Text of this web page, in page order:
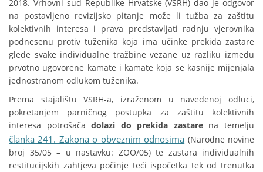
2018. Vrhovni sud Republike Hrvatske (VSRH) dao je odgovor
na postavljeno revizijsko pitanje može li tužba za zaštitu
kolektivnih interesa i prava predstavljati radnju vjerovnika
podnesenu protiv tuženika koja ima učinke prekida zastare
glede svake individualne tražbine vezane uz razliku između
prvotno ugovorene kamate i kamate koja se kasnije mijenjala
jednostranom odlukom tuženika.
Prema stajalištu VSRH-a, izraženom u navedenoj odluci,
pokretanjem parničnog postupka za zaštitu kolektivnih
interesa potrošačadolazi do prekida zastarena temelju
članka 241. Zakona o obveznim odnosima (Narodne novine
broj 35/05 – u nastavku: ZOO/05) te zastara individualnih
restitucijskih zahtjeva počinje teći ispočetka tek od trenutka